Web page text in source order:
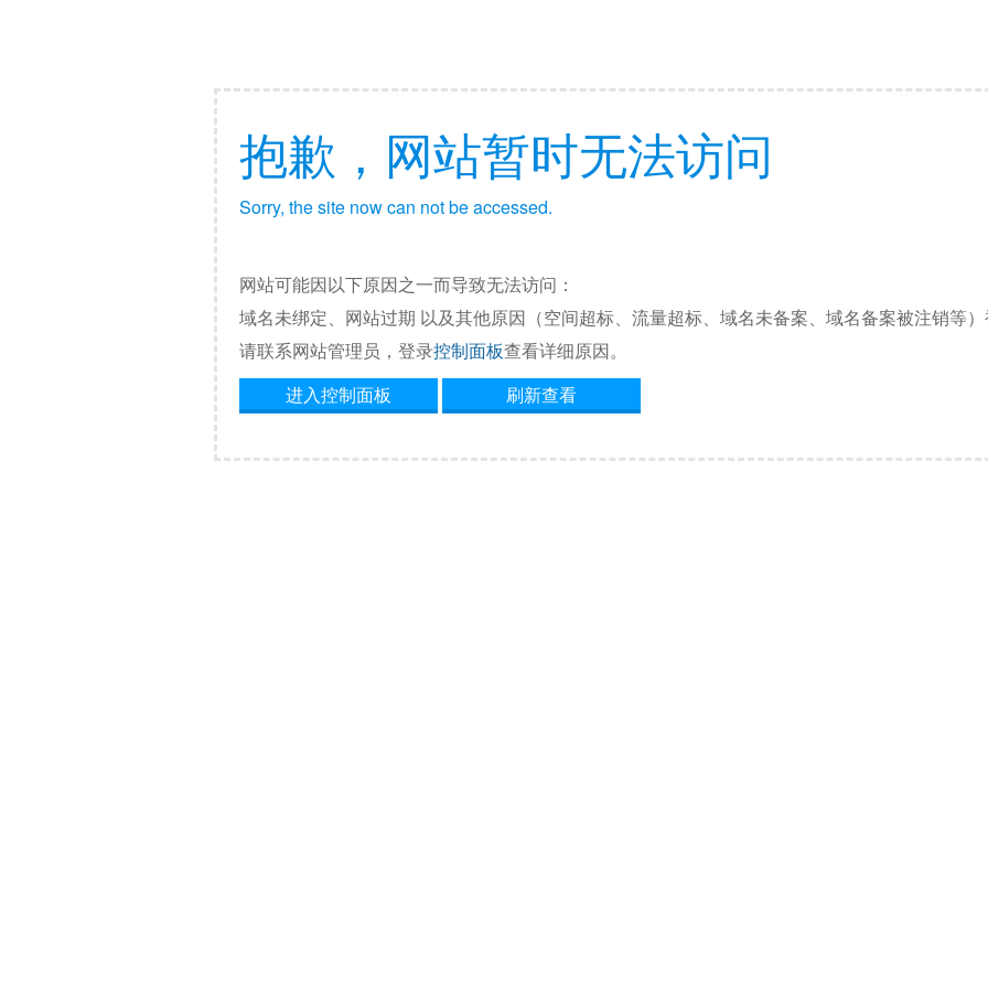
抱歉，网站暂时无法访问
Sorry, the site now can not be accessed.
网站可能因以下原因之一而导致无法访问：
域名未绑定、网站过期 以及其他原因（空间超标、流量超标、域名未备案、域名备案被注销等）
请联系网站管理员，登录控制面板查看详细原因。
进入控制面板
刷新查看